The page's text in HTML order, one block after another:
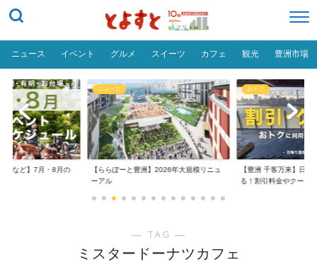
ニュース イベント グルメ スイーツ カフェ 観光 豊洲市場
場など】7月・8月の
ニュース
【ららぽーと豊洲】2026年大規模リニュ
ーアル
おトク
【豊洲 千客万来】日帰
る！割引料金やクーポ...
― TAG ―
ミスタードーナツカフェ